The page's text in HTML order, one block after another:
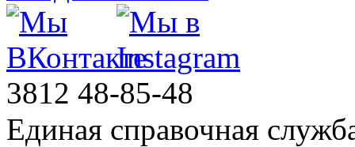
3812 48-85-48
Единая справочная